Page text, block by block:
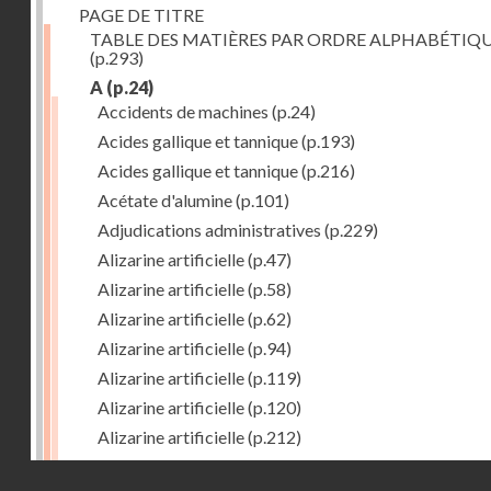
PAGE DE TITRE
TABLE DES MATIÈRES PAR ORDRE
(p.293)
A (p.24)
Accidents de machines (p.24)
Acides gallique et tannique(p.193)
Acides gallique et tannique(p.216)
Acétate d'alumine(p.101)
Adjudications administratives (p.229)
Alizarine artificielle(p.47)
Alizarine artificielle(p.58)
Alizarine artificielle(p.62)
Alizarine artificielle(p.94)
Alizarine artificielle(p.119)
Alizarine artificielle(p.120)
Alizarine artificielle(p.212)
Alizarine artificielle(p.256)